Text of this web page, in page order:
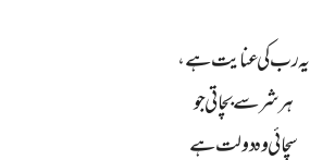
یہ رب کی عنایت ہے،
ہر شر سے بچاتی جو
سچائی وہ دولت ہے